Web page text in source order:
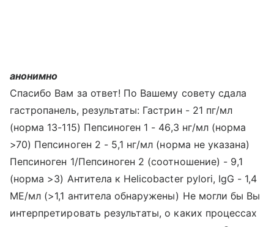
анонимно
Спасибо Вам за ответ! По Вашему совету сдала
гастропанель, результаты: Гастрин - 21 пг/мл
(норма 13-115) Пепсиноген 1 - 46,3 нг/мл (норма
>70) Пепсиноген 2 - 5,1 нг/мл (норма не указана)
Пепсиноген 1/Пепсиноген 2 (соотношение) - 9,1
(норма >3) Антитела к Helicobacter pylori, IgG - 1,4
МЕ/мл (>1,1 антитела обнаружены) Не могли бы Вы
интерпретировать результаты, о каких процессах